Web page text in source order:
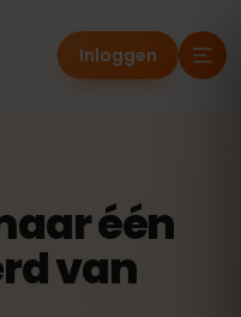
Inloggen
één
van